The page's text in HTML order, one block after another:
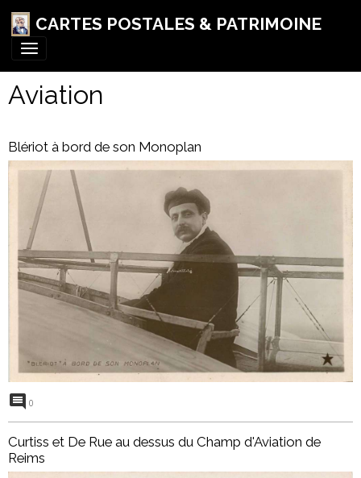
CARTES POSTALES & PATRIMOINE
Aviation
Blériot à bord de son Monoplan
0
Curtiss et De Rue au dessus du Champ d'Aviation de
Reims